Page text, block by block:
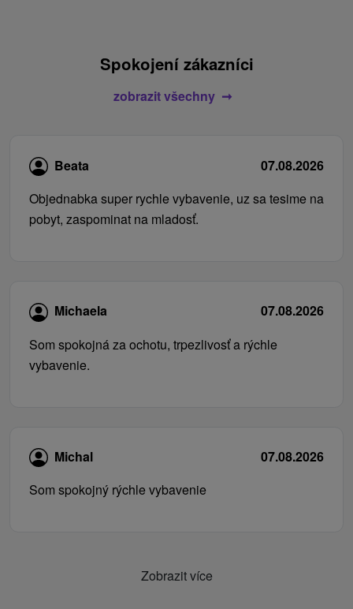
Spokojení zákazníci
zobrazit všechny
Beata
07.08.2026
Objednabka super rychle vybavenie, uz sa tesime na
pobyt, zaspominat na mladosť.
Michaela
07.08.2026
Som spokojná za ochotu, trpezlivosť a rýchle
vybavenie.
Michal
07.08.2026
Som spokojný rýchle vybavenie
Zobrazit více